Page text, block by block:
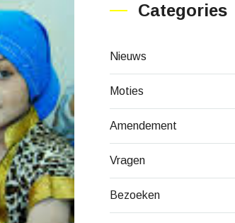
Categories
Nieuws
Moties
Amendement
Vragen
Bezoeken